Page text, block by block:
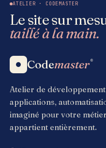
ATELIER · CODEMASTER
Le site sur
taillé à la main.
Codemaster®
Atelier de
applications,
imaginé pour votre
appartient entièrement.